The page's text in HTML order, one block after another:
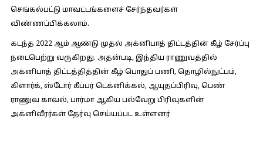
செங்கல்பட்டு மாவட்டங்களைச் சேர்ந்தவர்கள்
விண்ணப்பிக்கலாம்.
கடந்த 2022 ஆம் ஆண்டு முதல் அக்னிபாத் திட்டத்தின் கீழ் சேர்ப்பு
நடைபெற்று வருகிறது. அதன்படி, இந்திய ராணுவத்தில்
அக்னிபாத் திட்டத்தித்தின் கீழ் பொதுப் பணி, தொழில்நுட்பம்,
கிளார்க், ஸ்டோர் கீப்பர் டெக்னிக்கல், ஆயுதப்பிரிவு, பெண்
ராணுவ காவல், பார்மா ஆகிய பல்வேறு பிரிவுகளின்
அக்னிவீரர்கள் தேர்வு செய்யப்பட உள்ளனர்